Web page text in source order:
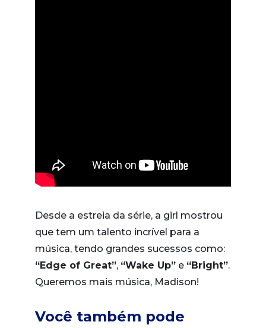
Desde a estreia da série, a girl mostrou
que tem um talento incrível para a
música, tendo grandes sucessos como:
“Edge of Great”, “Wake Up” e “Bright”.
Queremos mais música, Madison!
Você também pode